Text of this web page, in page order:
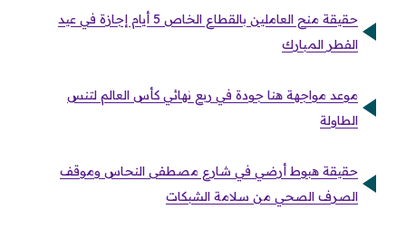
حقيقة منح العاملين بالقطاع الخاص 5 أيام إجازة في عيد
الفطر المبارك
موعد مواجهة هنا جودة في ربع نهائي كأس العالم لتنس
الطاولة
حقيقة هبوط أرضي في شارع مصطفى النحاس وموقف
الصرف الصحي من سلامة الشبكات